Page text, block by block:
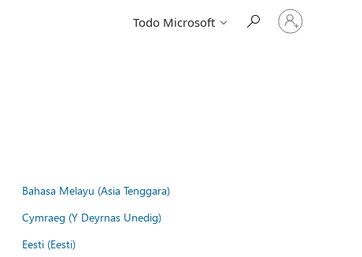
Todo Microsoft
Iniciar
sesión
Bahasa Melayu (Asia Tenggara)
Cymraeg (Y Deyrnas Unedig)
Eesti (Eesti)